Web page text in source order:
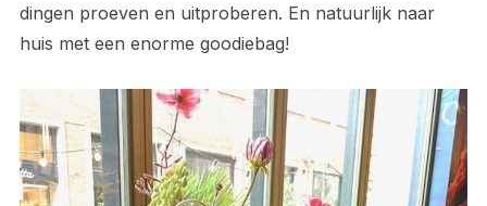
dingen proeven en uitproberen. En natuurlijk naar
huis met een enorme goodiebag!